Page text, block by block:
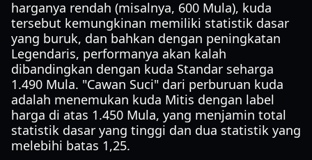
harganya rendah (misalnya, 600 Mula), kuda
tersebut kemungkinan memiliki statistik dasar
yang buruk, dan bahkan dengan peningkatan
Legendaris, performanya akan kalah
dibandingkan dengan kuda Standar seharga
1.490 Mula. "Cawan Suci" dari perburuan kuda
adalah menemukan kuda Mitis dengan label
harga di atas 1.450 Mula, yang menjamin total
statistik dasar yang tinggi dan dua statistik yang
melebihi batas 1,25.